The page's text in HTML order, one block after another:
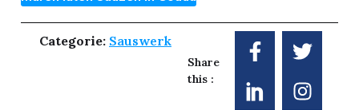
Categorie: Sauswerk
Share
this :